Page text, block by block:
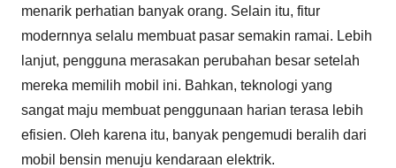
menarik perhatian banyak orang. Selain itu, fitur
modernnya selalu membuat pasar semakin ramai. Lebih
lanjut, pengguna merasakan perubahan besar setelah
mereka memilih mobil ini. Bahkan, teknologi yang
sangat maju membuat penggunaan harian terasa lebih
efisien. Oleh karena itu, banyak pengemudi beralih dari
mobil bensin menuju kendaraan elektrik.